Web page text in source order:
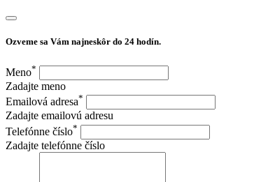
Ozveme sa Vám najneskôr do 24 hodín.
Meno*
Zadajte meno
Emailová adresa*
Zadajte emailovú adresu
Telefónne číslo*
Zadajte telefónne číslo